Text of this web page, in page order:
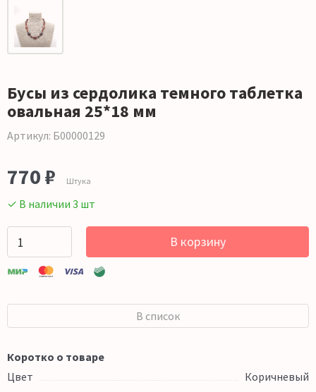
Бусы из сердолика темного таблетка
овальная 25*18 мм
Артикул: Б00000129
770 ₽ Штука
✓ В наличии 3 шт
В корзину
В список
Коротко о товаре
Цвет
Коричневый